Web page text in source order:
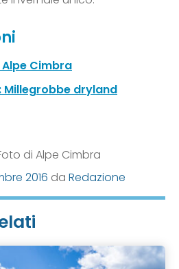
Cimbra
Millegrobbe dryland
di Alpe Cimbra
2016 da Redazione